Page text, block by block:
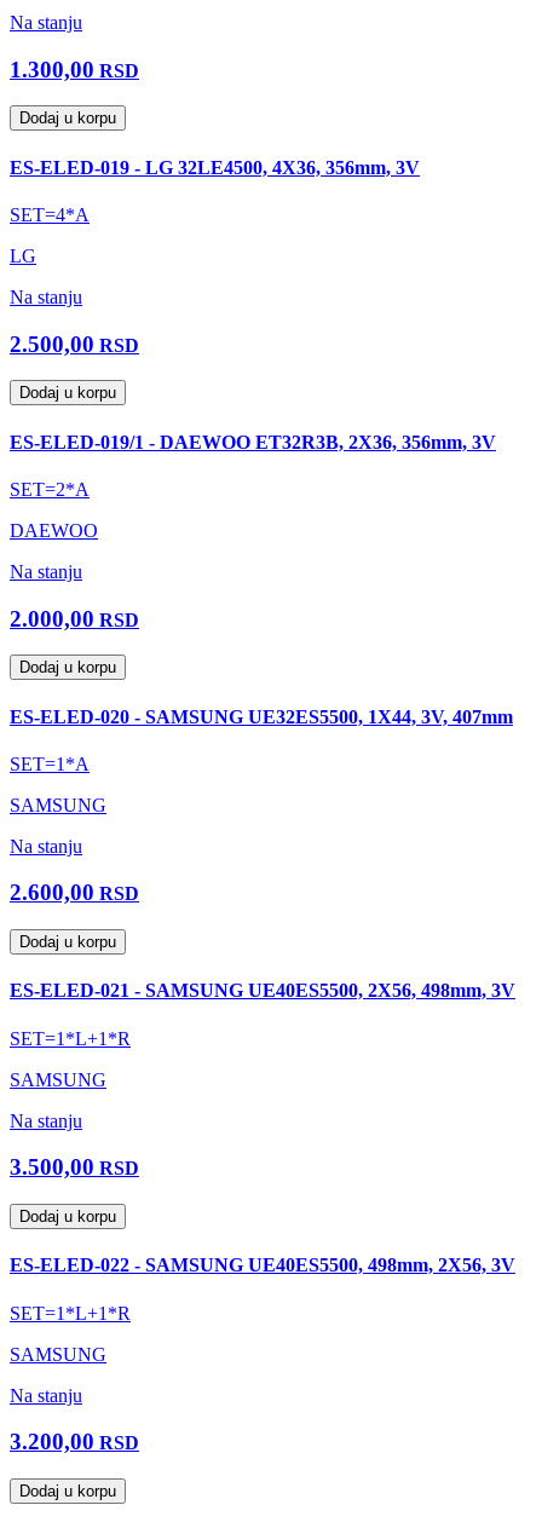
Na stanju
1.300,00 RSD
Dodaj u korpu
ES-ELED-019 - LG 32LE4500, 4X36, 356mm, 3V
SET=4*A
LG
Na stanju
2.500,00 RSD
Dodaj u korpu
ES-ELED-019/1 - DAEWOO ET32R3B, 2X36, 356mm, 3V
SET=2*A
DAEWOO
Na stanju
2.000,00 RSD
Dodaj u korpu
ES-ELED-020 - SAMSUNG UE32ES5500, 1X44, 3V, 407mm
SET=1*A
SAMSUNG
Na stanju
2.600,00 RSD
Dodaj u korpu
ES-ELED-021 - SAMSUNG UE40ES5500, 2X56, 498mm, 3V
SET=1*L+1*R
SAMSUNG
Na stanju
3.500,00 RSD
Dodaj u korpu
ES-ELED-022 - SAMSUNG UE40ES5500, 498mm, 2X56, 3V
SET=1*L+1*R
SAMSUNG
Na stanju
3.200,00 RSD
Dodaj u korpu